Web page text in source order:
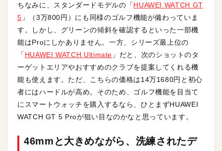
ちなみに、スタンダードモデルの「HUAWEI WATCH GT
5 」（3万800円）にも同様のゴルフ機能が備わっていま
す。しかし、グリーンの傾斜を確認するといった一部機
能はProにしかありません。一方、シリーズ最上位の
「 HUAWEI WATCH Ultimate 」だと、次のショットのタ
ーゲットエリアやおすすめのクラブを提案してくれる機
能も使えます。ただ、こちらの価格は14万1680円と初心
者にはハードルが高め。そのため、ゴルフ機能を目当て
にスマートウォッチを購入するなら、ひとまずHUAWEI
WATCH GT 5 Proが狙い目なのかなと思っています。
46mmと大きめながら、洗練されたデ